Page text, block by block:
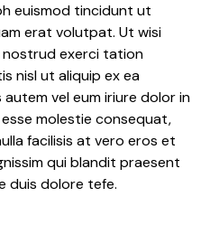
euismod tincidunt ut
erat volutpat. Ut wisi
nostrud exerci tation
nisl ut aliquip ex ea
vel eum iriure dolor in
molestie consequat,
facilisis at vero eros et
qui blandit praesent
duis dolore tefe.